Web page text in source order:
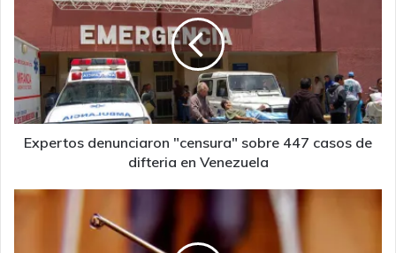
"censura"
447
casos
de
difteria
en
Venezuela
Expertos denunciaron "censura" sobre 447 casos de
difteria en Venezuela
Condenan